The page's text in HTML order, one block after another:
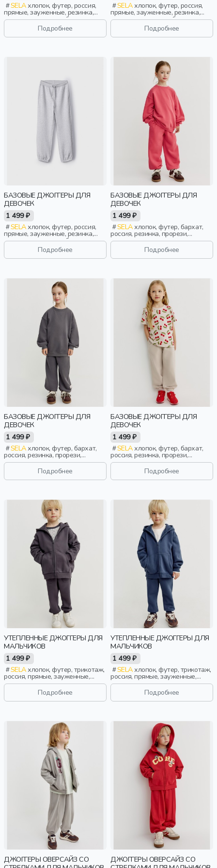
SELAхлопок, футер, россия,
прямые, зауженные, резинка,
школа, однотон, свободные,
прорези, кулиска, пояс,
эластичные, девочки, дети
Подробнее
SELAхлопок, футер, россия,
прямые, зауженные, резинка,
школа, однотон, свободные,
прорези, кулиска, пояс,
эластичные, девочки, дети
Подробнее
БАЗОВЫЕ ДЖОГГЕРЫ ДЛЯ
ДЕВОЧЕК
1 499 ₽
SELAхлопок, футер, россия,
прямые, зауженные, резинка,
школа, однотон, свободные,
прорези, кулиска, пояс,
эластичные, девочки, дети
Подробнее
БАЗОВЫЕ ДЖОГГЕРЫ ДЛЯ
ДЕВОЧЕК
1 499 ₽
SELAхлопок, футер, бархат,
россия, резинка, прорези,
кулиска, пояс, эластичные,
бархат, девочки, дети
Подробнее
БАЗОВЫЕ ДЖОГГЕРЫ ДЛЯ
ДЕВОЧЕК
1 499 ₽
SELAхлопок, футер, бархат,
россия, резинка, прорези,
кулиска, пояс, эластичные,
бархат, девочки, дети
Подробнее
БАЗОВЫЕ ДЖОГГЕРЫ ДЛЯ
ДЕВОЧЕК
1 499 ₽
SELAхлопок, футер, бархат,
россия, резинка, прорези,
кулиска, пояс, эластичные,
бархат, девочки, дети
Подробнее
УТЕПЛЕННЫЕ ДЖОГГЕРЫ ДЛЯ
МАЛЬЧИКОВ
1 499 ₽
SELAхлопок, футер, трикотаж,
россия, прямые, зауженные,
резинка, утепленные,
свободные, кулиска, пояс,
эластичные, повседневный,
мальчики, дети
Подробнее
УТЕПЛЕННЫЕ ДЖОГГЕРЫ ДЛЯ
МАЛЬЧИКОВ
1 499 ₽
SELAхлопок, футер, трикотаж,
россия, прямые, зауженные,
резинка, утепленные,
свободные, кулиска, пояс,
эластичные, повседневный,
мальчики, дети
Подробнее
ДЖОГГЕРЫ ОВЕРСАЙЗ СО
ДЖОГГЕРЫ ОВЕРСАЙЗ СО